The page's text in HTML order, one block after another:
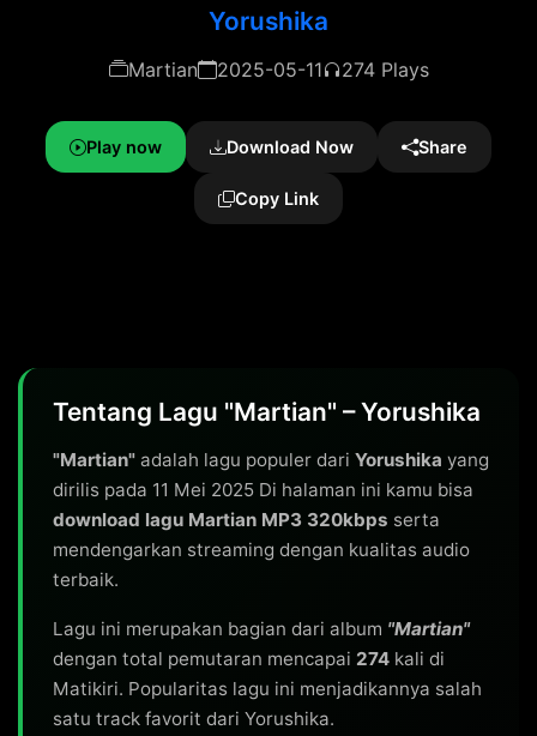
Yorushika
Martian 2025-05-11 274 Plays
Play now Download Now Share
Copy Link
Tentang Lagu "Martian" – Yorushika
"Martian" adalah lagu populer dari Yorushika yang
dirilis pada 11 Mei 2025 Di halaman ini kamu bisa
download lagu Martian MP3 320kbps serta
mendengarkan streaming dengan kualitas audio
terbaik.
Lagu ini merupakan bagian dari album "Martian"
dengan total pemutaran mencapai 274 kali di
Matikiri. Popularitas lagu ini menjadikannya salah
satu track favorit dari Yorushika.